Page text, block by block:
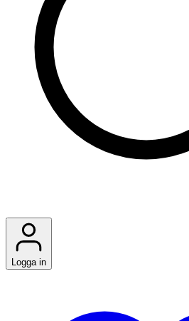
Logga in